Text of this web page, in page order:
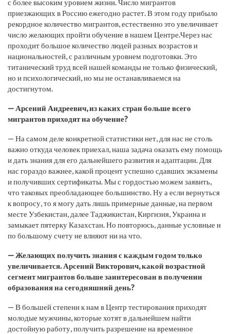
с более высоким уровнем жизни. Число мигрантов
приезжающих в Россию ежегодно растет. В этом году прибыло
рекордное количество мигрантов, естественно это увеличивает
число желающих пройти обучение в нашем Центре.Через нас
проходит большое количество людей разных возрастов и
национальностей, с различным уровнем подготовки. Это
титанический труд всей нашей команды не только физический,
но и психологический, но мы не останавливаемся на
достигнутом.
— Арсений Андреевич, из каких стран больше всего
мигрантов приходят на обучение?
— На самом деле конкретной статистики нет, для нас не столь
важно откуда человек приехал, наша задача оказать ему помощь
и дать знания для его дальнейшего развития и адаптации. Для
нас гораздо важнее, какой процент успешно сдавших экзамены
и получивших сертификаты. Мы с гордостью можем заявить,
что таковых преобладающее большинство. Ну а если вернуться
к вопросу, то я могу дать лишь примерные данные, на первом
месте Узбекистан, далее Таджикистан, Киргизия, Украина и
замыкает пятерку Казахстан. Но повторюсь, данные условные и
по большому счету не влияют ни на что.
— Желающих получить знания с каждым годом только
увеличивается. Арсений Викторович, какой возрастной
сегмент мигрантов больше заинтересован в получении
образования на сегодняшний день?
— В большей степени к нам в Центр тестирования приходят
молодые мужчины, которые хотят в дальнейшем найти
достойную работу, получить разрешение на временное